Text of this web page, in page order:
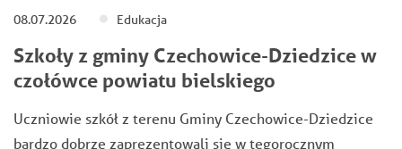
08.07.2026 Edukacja
Szkoły z gminy Czechowice-Dziedzice w
czołówce powiatu bielskiego
Uczniowie szkół z terenu Gminy Czechowice-Dziedzice
bardzo dobrze zaprezentowali się w tegorocznym